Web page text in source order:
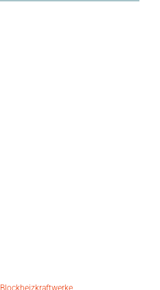
Blockheizkraftwerke